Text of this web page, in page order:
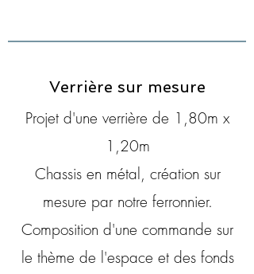
Verrière sur mesure
Projet d'une verrière de 1,80m x
1,20m
Chassis en métal, création sur
mesure par notre ferronnier.
Composition d'une commande sur
le thème de l'espace et des fonds